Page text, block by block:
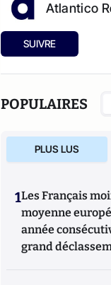
Atlantico
SUIVRE
POPULAIRES
PLUS LUS
1Les Français
moyenne
année
grand